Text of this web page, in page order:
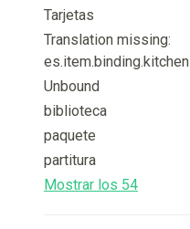
Tarjetas
Translation missing:
es.item.binding.kitchen
Unbound
biblioteca
paquete
partitura
Mostrar los 54